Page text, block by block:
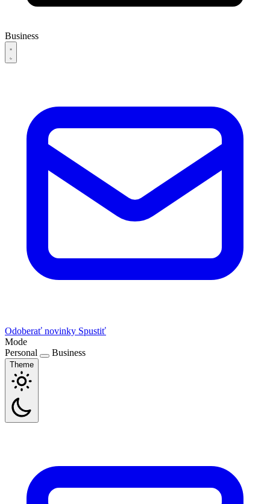
Business
Odoberať novinky Spustiť
Mode
Personal
Business
Theme